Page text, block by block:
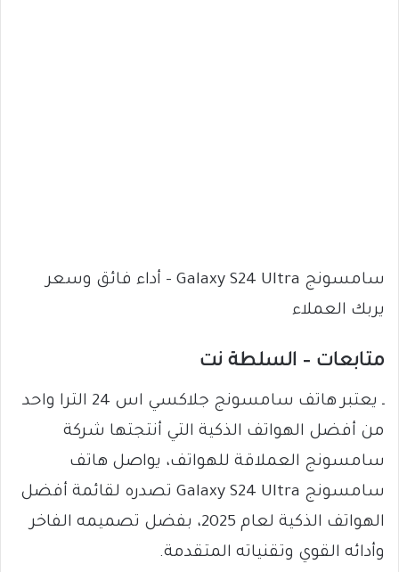
سامسونج Galaxy S24 Ultra – أداء فائق وسعر
يربك العملاء
متابعات – السلطة نت
ـ يعتبر هاتف سامسونج جلاكسي اس 24 الترا واحد
من أفضل الهواتف الذكية التي أنتجتها شركة
سامسونج العملاقة للهواتف، يواصل هاتف
سامسونج Galaxy S24 Ultra تصدره لقائمة أفضل
الهواتف الذكية لعام 2025، بفضل تصميمه الفاخر
وأدائه القوي وتقنياته المتقدمة.